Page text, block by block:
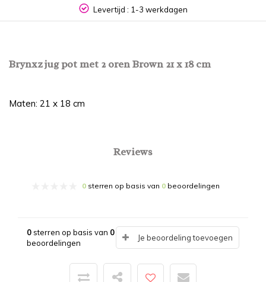
Levertijd : 1-3 werkdagen
Brynxz jug pot met 2 oren Brown 21 x 18 cm
Maten: 21 x 18 cm
Reviews
0 sterren op basis van 0 beoordelingen
0sterren op basis van 0
beoordelingen
Je beoordeling toevoegen